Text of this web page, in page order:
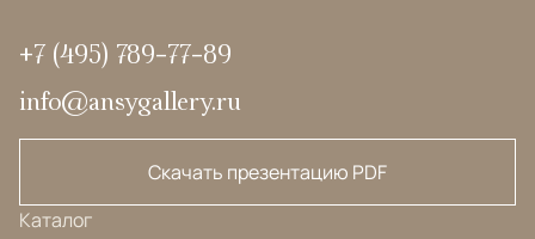
+7 (495) 789-77-89
info@ansygallery.ru
Скачать презентацию PDF
Каталог